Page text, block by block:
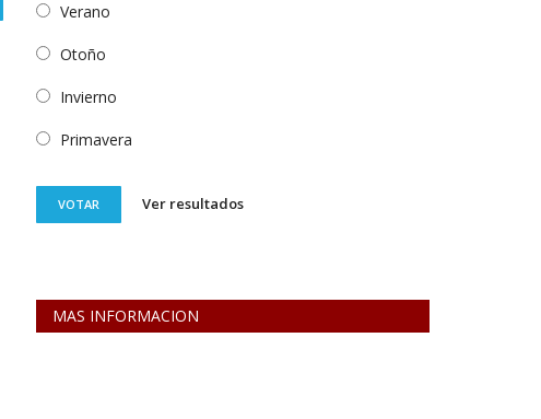
Verano
Otoño
Invierno
Primavera
VOTAR Ver resultados
MAS INFORMACION